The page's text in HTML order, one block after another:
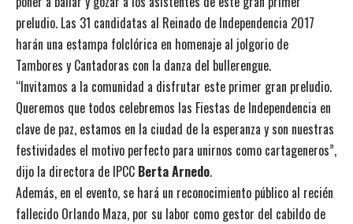
preludio. Las 31 candidatas al Reinado de Independencia 2017
harán una estampa folclórica en homenaje al jolgorio de
Tambores y Cantadoras con la danza del bullerengue.
“Invitamos a la comunidad a disfrutar este primer gran preludio.
Queremos que todos celebremos las Fiestas de Independencia en
clave de paz, estamos en la ciudad de la esperanza y son nuestras
festividades el motivo perfecto para unirnos como cartageneros”,
dijo la directora de IPCC Berta Arnedo.
Además, en el evento, se hará un reconocimiento público al recién
fallecido Orlando Maza, por su labor como gestor del cabildo de